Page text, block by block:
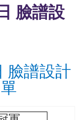
臉譜設
臉譜設計